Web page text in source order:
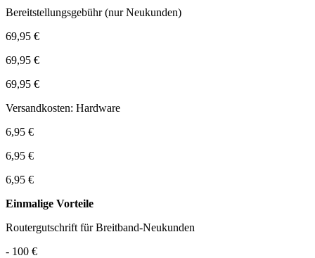
Bereitstellungsgebühr (nur Neukunden)
69,95 €
69,95 €
69,95 €
Versandkosten: Hardware
6,95 €
6,95 €
6,95 €
Einmalige Vorteile
Routergutschrift für Breitband-Neukunden
- 100 €